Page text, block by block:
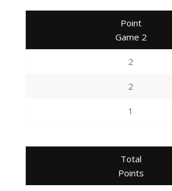
Point
Game 2
2
2
1
Total
Points